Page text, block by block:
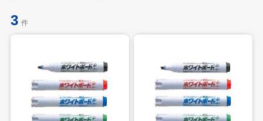
3 件